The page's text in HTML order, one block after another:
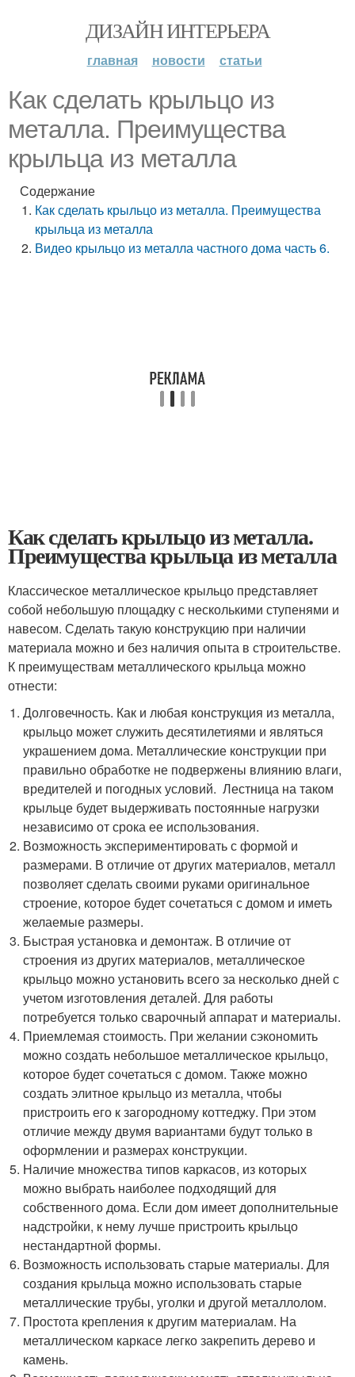
ДИЗАЙН ИНТЕРЬЕРА
главная новости статьи
Как сделать крыльцо из
металла. Преимущества
крыльца из металла
Содержание
Как сделать крыльцо из металла. Преимущества
крыльца из металла
Видео крыльцо из металла частного дома часть 6.
Как сделать крыльцо из металла.
Преимущества крыльца из металла
Классическое металлическое крыльцо представляет
собой небольшую площадку с несколькими ступенями и
навесом. Сделать такую конструкцию при наличии
материала можно и без наличия опыта в строительстве.
К преимуществам металлического крыльца можно
отнести:
Долговечность. Как и любая конструкция из металла,
крыльцо может служить десятилетиями и являться
украшением дома. Металлические конструкции при
правильно обработке не подвержены влиянию влаги,
вредителей и погодных условий. Лестница на таком
крыльце будет выдерживать постоянные нагрузки
независимо от срока ее использования.
Возможность экспериментировать с формой и
размерами. В отличие от других материалов, металл
позволяет сделать своими руками оригинальное
строение, которое будет сочетаться с домом и иметь
желаемые размеры.
Быстрая установка и демонтаж. В отличие от
строения из других материалов, металлическое
крыльцо можно установить всего за несколько дней с
учетом изготовления деталей. Для работы
потребуется только сварочный аппарат и материалы.
Приемлемая стоимость. При желании сэкономить
можно создать небольшое металлическое крыльцо,
которое будет сочетаться с домом. Также можно
создать элитное крыльцо из металла, чтобы
пристроить его к загородному коттеджу. При этом
отличие между двумя вариантами будут только в
оформлении и размерах конструкции.
Наличие множества типов каркасов, из которых
можно выбрать наиболее подходящий для
собственного дома. Если дом имеет дополнительные
надстройки, к нему лучше пристроить крыльцо
нестандартной формы.
Возможность использовать старые материалы. Для
создания крыльца можно использовать старые
металлические трубы, уголки и другой металлолом.
Простота крепления к другим материалам. На
металлическом каркасе легко закрепить дерево и
камень.